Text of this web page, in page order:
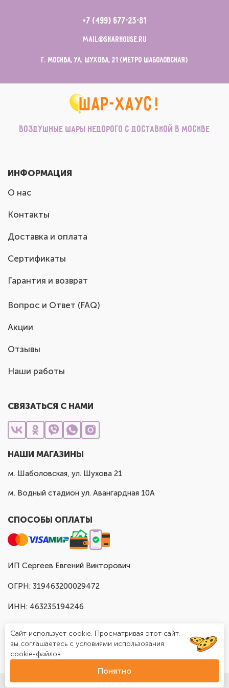
+7 (499) 677-23-81
mail@sharhouse.ru
г. Москва, ул. Шухова, 21 (метро Шаболовская)
Воздушные шары недорого с доставкой в Москве
ИНФОРМАЦИЯ
О нас
Контакты
Доставка и оплата
Сертификаты
Гарантия и возврат
Вопрос и Ответ (FAQ)
Акции
Отзывы
Наши работы
СВЯЗАТЬСЯ С НАМИ
НАШИ МАГАЗИНЫ
м. Шаболовская, ул. Шухова 21
м. Водный стадион ул. Авангардная 10А
СПОСОБЫ ОПЛАТЫ
ИП Сергеев Евгений Викторович
ОГРН: 319463200029472
ИНН: 463235194246
© Доставка шаров в Москве "Шар Хаус", 2025
Сайт использует cookie. Просматривая этот сайт,
вы соглашаетесь с условиями использования
cookie-файлов.
Понятно